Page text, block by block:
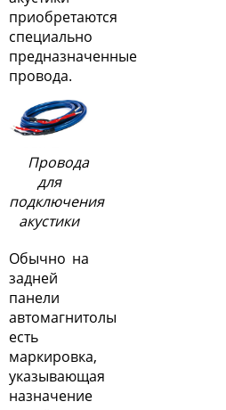
приобретаются
специально
предназначенные
провода.
Провода
для
подключения
акустики
Обычно на
задней
панели
автомагнитолы
есть
маркировка,
указывающая
назначение